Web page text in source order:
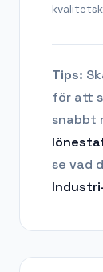
Tips:
för att
snabbt
se vad
Industri